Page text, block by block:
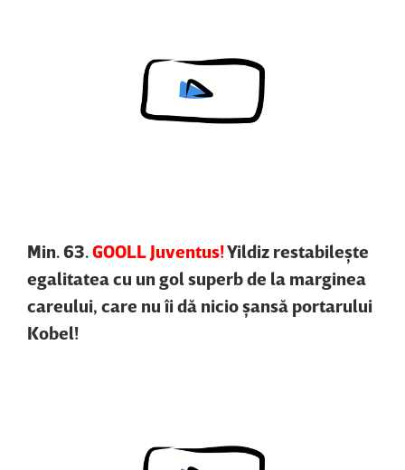
Min. 63.GOOLL Juventus!Yildiz restabileşte
egalitatea cu un gol superb de la marginea
careului, care nu îi dă nicio şansă portarului
Kobel!